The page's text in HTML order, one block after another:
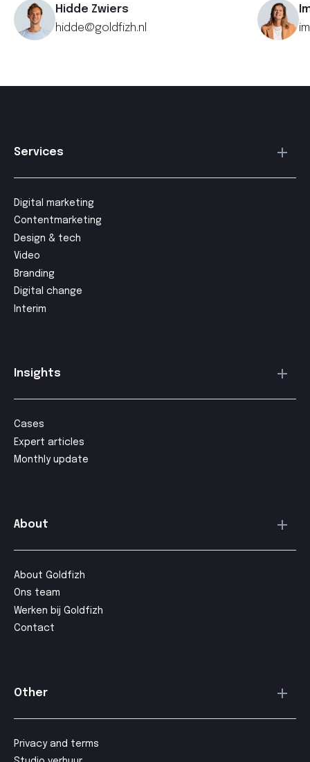
Hidde Zwiers
hidde@goldfizh.nl
Services
Digital marketing
Contentmarketing
Design & tech
Video
Branding
Digital change
Interim
Insights
Cases
Expert articles
Monthly update
About
About Goldfizh
Ons team
Werken bij Goldfizh
Contact
Other
Privacy and terms